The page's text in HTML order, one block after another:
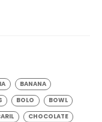
BANANA
BOLO
BOWL
CHOCOLATE